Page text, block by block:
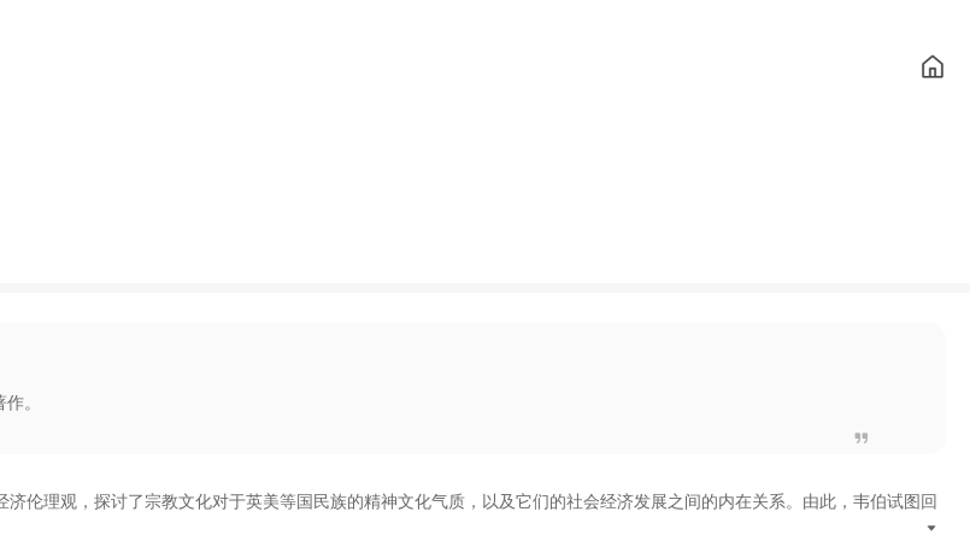
。
济伦理观 ， 探讨了宗教文化对于英美等国民族的精神文化气质 ， 以及它们的社会经济发展之间的内在关系。 由此 ， 韦伯试图回